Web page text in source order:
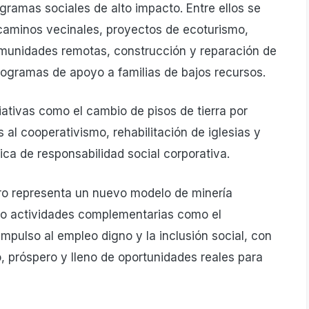
sociales de alto impacto. Entre ellos se
vecinales, proyectos de ecoturismo,
remotas, construcción y reparación de
de apoyo a familias de bajos recursos.
como el cambio de pisos de tierra por
cooperativismo, rehabilitación de iglesias y
de responsabilidad social corporativa.
representa un nuevo modelo de minería
actividades complementarias como el
al empleo digno y la inclusión social, con
y lleno de oportunidades reales para